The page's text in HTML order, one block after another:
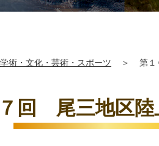
学術・文化・芸術・スポーツ ＞ 第
回 尾三地区陸